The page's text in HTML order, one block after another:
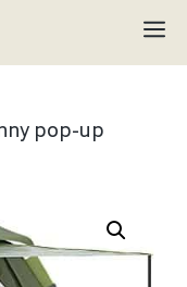
pop-up